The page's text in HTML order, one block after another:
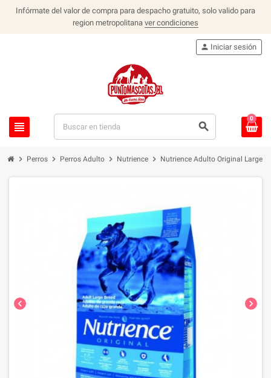
Infórmate del valor de compra para despacho gratuito, solo valido para
region metropolitana ver condiciones
view_headline search
person Iniciar sesión
0
chevron_right Perros chevron_right Perros Adulto chevron_right Nutrience chevron_right Nutrience Adulto Original Large
chevron_left chevron_right